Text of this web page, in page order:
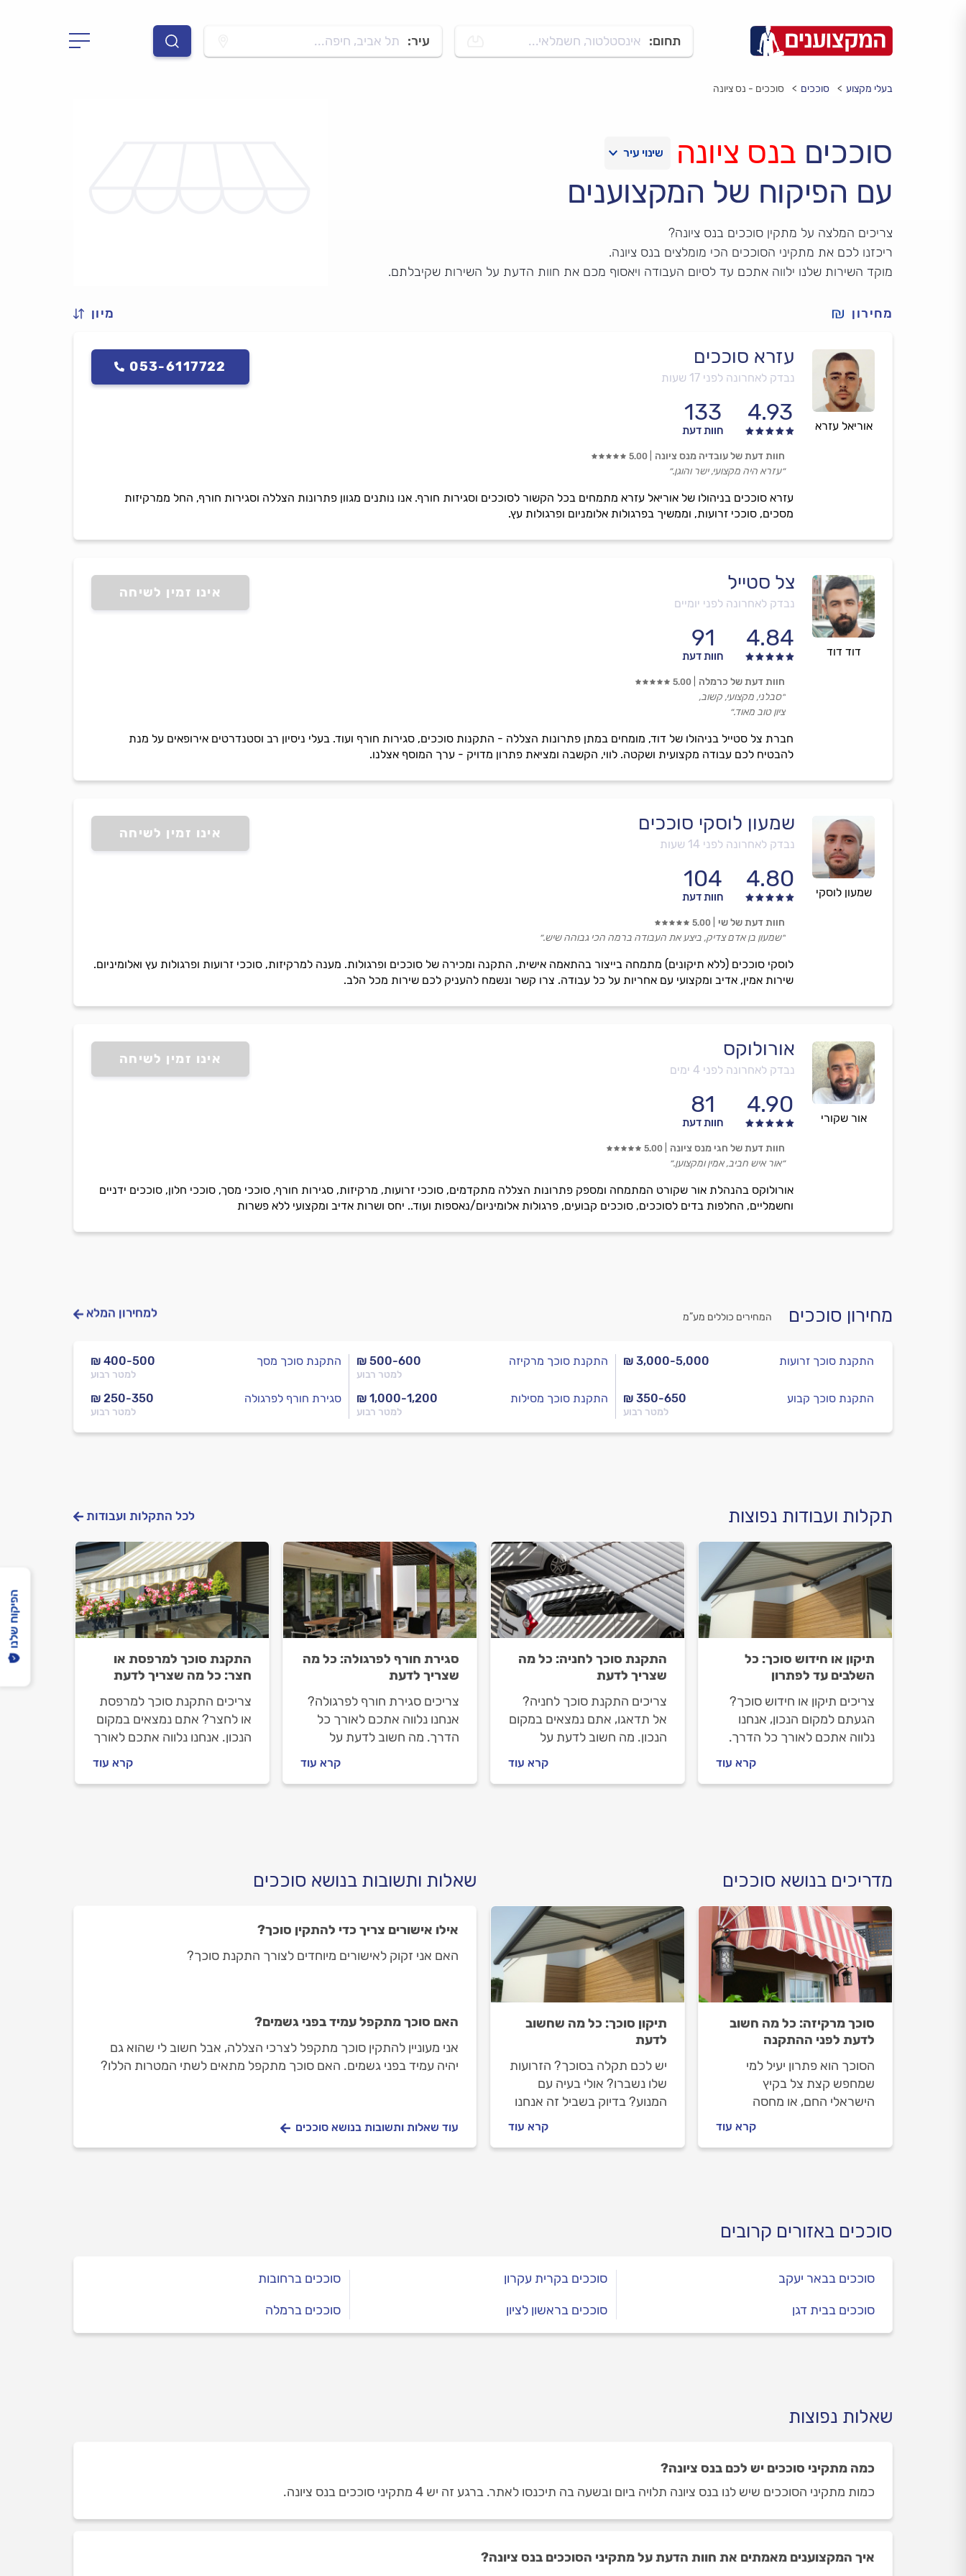
תחום: אינסטלטור, חשמלאי... עיר: תל אביב, חיפה...
בעלי מקצוע סוככים סוככים - נס ציונה
סוככים בנס ציונה
עם הפיקוח של המקצוענים
צריכים המלצה על מתקין סוככים בנס ציונה?
ריכזנו לכם את מתקיני הסוככים הכי מומלצים בנס ציונה.
מוקד השירות שלנו ילווה אתכם עד לסיום העבודה ויאסוף מכם את חוות הדעת על השירות שקיבלתם.
מחירון מיון
אוריאל עזרא
עזרא סוככים
נבדק לאחרונה לפני 17 שעות
4.93
133
חוות דעת
053-6117722
עזרא סוככים בניהולו של אוריאל עזרא מתמחים בכל הקשור לסוככים וסגירות חורף. אנו נותנים מגוון פתרונות הצללה וסגירות חורף, החל ממרקיזות
מסכים, סוככי זרועות, וממשיך בפרגולות אלומניום ופרגולות עץ.
חוות דעת של עובדיה מנס ציונה 5.00
״עזרא היה מקצועי, ישר והוגן.״
דוד דוד
צל סטייל
נבדק לאחרונה לפני יומיים
4.84
91
חוות דעת
אינו זמין לשיחה
חברת צל סטייל בניהולו של דוד, מומחים במתן פתרונות הצללה - התקנות סוככים, סגירות חורף ועוד. בעלי ניסיון רב וסטנדרטים אירופאים על מנת
להבטיח לכם עבודה מקצועית ושקטה. לווי, הקשבה ומציאת פתרון מדויק - ערך המוסף אצלנו.
חוות דעת של כרמלה 5.00
״סבלני, מקצועי, קשוב,
ציון טוב מאוד.״
שמעון לוסקי
שמעון לוסקי סוככים
נבדק לאחרונה לפני 14 שעות
4.80
104
חוות דעת
אינו זמין לשיחה
לוסקי סוככים (ללא תיקונים) מתמחה בייצור בהתאמה אישית, התקנה ומכירה של סוככים ופרגולות. מענה למרקיזות, סוככי זרועות ופרגולות עץ ואלומיניום.
שירות אמין, אדיב ומקצועי עם אחריות על כל עבודה. צרו קשר ונשמח להעניק לכם שירות מכל הלב.
חוות דעת של שי 5.00
״שמעון בן אדם צדיק, ביצע את העבודה ברמה הכי גבוהה שיש.״
אור שקורי
אורולוקס
נבדק לאחרונה לפני 4 ימים
4.90
81
חוות דעת
אינו זמין לשיחה
אורולוקס בהנהלת אור שקורט המתמחה ומספק פתרונות הצללה מתקדמים, סוככי זרועות, מרקיזות, סגירות חורף, סוככי מסך, סוככי חלון, סוככים ידניים
וחשמליים, החלפות בדים לסוככים, סוככים קבועים, פרגולות אלומיניום/נאספות ועוד.. יחס ושרות אדיב ומקצועי ללא פשרות
חוות דעת של חגי מנס ציונה 5.00
״אור איש חביב, אמין ומקצוען.״
מחירון סוככים המחירים כוללים מע”מ למחירון המלא
₪ 3,000-5,000 התקנת סוכך זרועות
₪ 350-650
למטר רבוע
התקנת סוכך קבוע
₪ 500-600
למטר רבוע
התקנת סוכך מרקיזה
₪ 1,000-1,200
למטר רבוע
התקנת סוכך מסילות
₪ 400-500
למטר רבוע
התקנת סוכך מסך
₪ 250-350
למטר רבוע
סגירת חורף לפרגולה
תקלות ועבודות נפוצות לכל התקלות ועבודות
תיקון או חידוש סוכך: כל
השלבים עד לפתרון
צריכים תיקון או חידוש סוכך?
הגעתם למקום הנכון, אנחנו
נלווה אתכם לאורך כל הדרך.
סוככים, איך מתנהלים מול
מתקין הסוככים וכמה יעלה לכם
קרא עוד
התקנת סוכך לחניה: כל מה
שצריך לדעת
צריכים התקנת סוכך לחניה?
אל תדאגו, אתם נמצאים במקום
הנכון. מה חשוב לדעת על
מתנהלים מול מתקין הסוככים
וכמה עולה התקנת סוכך
קרא עוד
סגירת חורף לפרגולה: כל מה
שצריך לדעת
צריכים סגירת חורף לפרגולה?
אנחנו נלווה אתכם לאורך כל
הדרך. מה חשוב לדעת על
מתנהלים מול מתקין הסוככים
וכמה עולה סגירת חורף
קרא עוד
התקנת סוכך למרפסת או
חצר: כל מה שצריך לדעת
צריכים התקנת סוכך למרפסת
או לחצר? אתם נמצאים במקום
הנכון. אנחנו נלווה אתכם לאורך
סוכך, איך מתנהלים מול מתקין
הסוככים וכמה עולה התקנת
קרא עוד
מדריכים בנושא סוככים
סוכך מרקיזה: כל מה חשוב
לדעת לפני ההתקנה
הסוכך הוא פתרון יעיל למי
שמחפש קצת צל בקיץ
הישראלי החם, או מחסה
היתרונות והחסרונות בסוכך
מרקיזה, איזה כיסוי מומלץ
קרא עוד
תיקון סוכך: כל מה שחשוב
לדעת
יש לכם תקלה בסוכך? הזרועות
שלו נשברו? אולי בעיה עם
המנוע? בדיוק בשביל זה אנחנו
לפתרון. המקצוענים מביאים
לכם את כל התשובות לשאלות
קרא עוד
שאלות ותשובות בנושא סוככים
אילו אישורים צריך כדי להתקין סוכך?
האם אני זקוק לאישורים מיוחדים לצורך התקנת סוכך?
האם סוכך מתקפל עמיד בפני גשמים?
אני מעוניין להתקין סוכך מתקפל לצרכי הצללה, אבל חשוב לי שהוא גם
יהיה עמיד בפני גשמים. האם סוכך מתקפל מתאים לשתי המטרות הללו?
עוד שאלות ותשובות בנושא סוככים
סוככים באזורים קרובים
סוככים בבאר יעקב
סוככים בבית דגן
סוככים בקרית עקרון
סוככים בראשון לציון
סוככים ברחובות
סוככים ברמלה
שאלות נפוצות
כמה מתקיני סוככים יש לכם בנס ציונה?
כמות מתקיני הסוככים שיש לנו בנס ציונה תלויה ביום ובשעה בה תיכנסו לאתר. ברגע זה יש 4 מתקיני סוככים בנס ציונה.
איך המקצוענים מאמתים את חוות הדעת על מתקיני הסוככים בנס ציונה?
הפיקוח שלנו